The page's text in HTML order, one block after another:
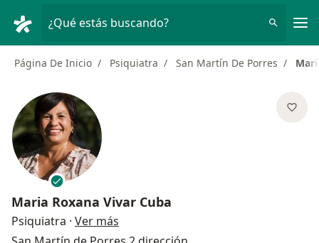
¿Qué estás buscando?
Página De Inicio Psiquiatra San Martín De Porres
Maria Roxana Vivar Cuba
Psiquiatra · Ver más